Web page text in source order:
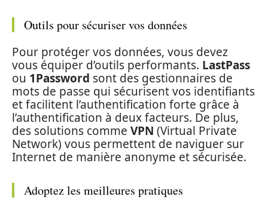
Outils pour sécuriser vos données
Pour protéger vos données, vous devez
vous équiper d’outils performants. LastPass
ou 1Password sont des gestionnaires de
mots de passe qui sécurisent vos identifiants
et facilitent l’authentification forte grâce à
l’authentification à deux facteurs. De plus,
des solutions comme VPN (Virtual Private
Network) vous permettent de naviguer sur
Internet de manière anonyme et sécurisée.
Adoptez les meilleures pratiques